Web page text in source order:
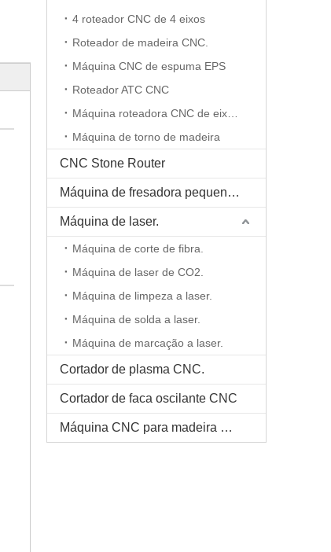
4 roteador CNC de 4 eixos
Roteador de madeira CNC.
Máquina CNC de espuma EPS
Roteador ATC CNC
Máquina de torno de madeira
CNC Stone Router
Máquina de fresadora pequena CNC
Máquina de laser.
Máquina de corte de fibra.
Máquina de laser de CO2.
Máquina de limpeza a laser.
Máquina de solda a laser.
Máquina de marcação a laser.
Cortador de plasma CNC.
Cortador de faca oscilante CNC
Máquina CNC para madeira maciça